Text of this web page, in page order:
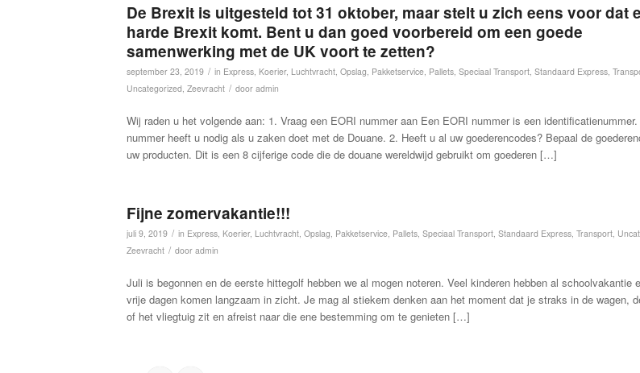
De Brexit is uitgesteld tot 31 oktober, maar stelt u zich eens voor dat
harde Brexit komt. Bent u dan goed voorbereid om een goede
samenwerking met de UK voort te zetten?
september 23, 2019 / in Express Koerier, Luchtvracht Opslag Pakketservice Pallets Speciaal Transport Standaard Express
Uncategorized Zeevracht / door admin
Wij raden u het volgende aan: 1. Vraag een EORI nummer aan Een EORI nummer is een
nummer heeft u nodig als u zaken doet met de Douane. 2. Heeft u al uw goederencodes? Bepaal de
uw producten. Dit is een 8 cijferige code die de douane wereldwijd gebruikt om goederen […]
Fijne zomervakantie!!!
juli 9, 2019 / in Express Koerier, Luchtvracht Opslag Pakketservice Pallets Speciaal Transport Standaard Express Transport
Zeevracht / door admin
Juli is begonnen en de eerste hittegolf hebben we al mogen noteren. Veel kinderen hebben al schoolvakantie
vrije dagen komen langzaam in zicht. Je mag al stiekem denken aan het moment dat je straks in de wagen,
of het vliegtuig zit en afreist naar die ene bestemming om te genieten […]